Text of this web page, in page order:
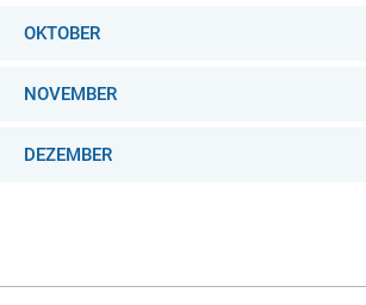
OKTOBER
NOVEMBER
DEZEMBER